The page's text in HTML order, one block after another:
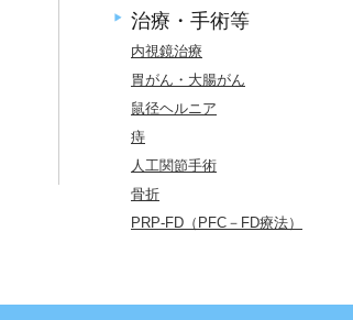
治療・手術等
内視鏡治療
胃がん・大腸がん
鼠径ヘルニア
痔
人工関節手術
骨折
PRP-FD（PFC－FD療法）